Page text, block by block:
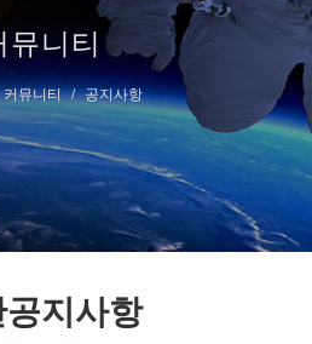
뮤니티
커뮤니티 공지사항
공지사항